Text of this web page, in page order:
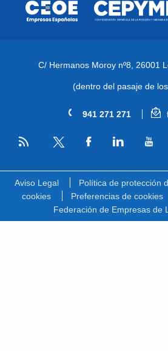
C/ Hermanos Moroy nº8, 26001
(dentro del pasaje de
941 271 271
RSS
Aviso Legal Política de protección
cookies
Preferencias de cookies
Federación de Empresas de